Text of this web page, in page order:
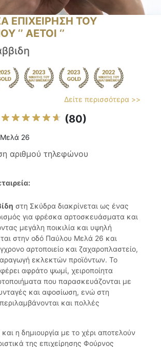
ΕΠΙΧΕΙΡΗΣΗ ΤΟΥ
‘’ ΑΕΤΟΙ ‘’
Δείτε περισσότερα >>
(80)
26
αριθμού τηλεφώνου
στη Σκύδρα διακρίνεται ως ένας
για φρέσκα αρτοσκευάσματα και
μεγάλη ποικιλία και υψηλή
στην οδό Παύλου Μελά 26 και
αρτοποιείο και ζαχαροπλαστείο,
εκλεκτών προϊόντων. Το
αφράτο ψωμί, χειροποίητα
που παρασκευάζονται με
και αφοσίωση, ενώ στη
και πολλές
η δημιουργία με το χέρι αποτελούν
της επιχείρησης Φούρνος